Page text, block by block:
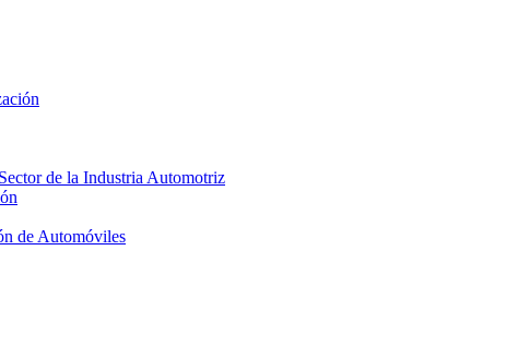
de la Industria Automotriz
de Automóviles